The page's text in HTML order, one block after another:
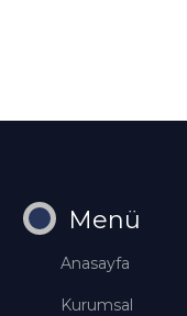
Menü
Anasayfa
Kurumsal